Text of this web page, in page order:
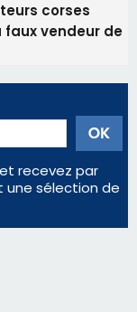
corses
faux vendeur de
recevez par
une sélection de